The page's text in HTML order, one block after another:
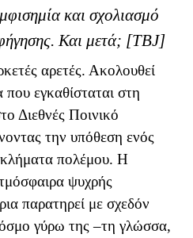
και σχολιασμό
Και μετά; [ΤΒJ]
αρετές. Ακολουθεί
εγκαθίσταται στη
Διεθνές Ποινικό
την υπόθεση ενός
πολέμου. Η
ψυχρής
παρατηρεί με σχεδόν
γύρω της –τη γλώσσα,